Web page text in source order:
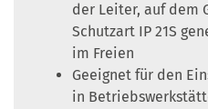
der Leiter, auf dem
Schutzart IP 21S
im Freien
Geeignet für den
in